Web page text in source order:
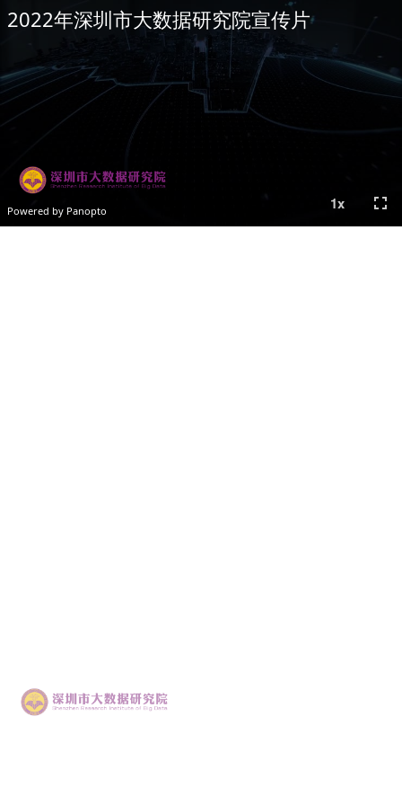
Powered by Panopto
2022年深圳市大数据研究院宣传片
1x fullscreen